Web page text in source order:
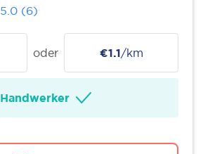
5.0 (6)
oder €1.1/km
Handwerker